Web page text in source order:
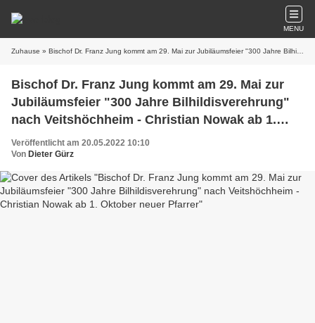
MENU
Zuhause » Bischof Dr. Franz Jung kommt am 29. Mai zur Jubiläumsfeier "300 Jahre Bilhildisverehrung" nach Veitshöchheim - Christian Nowak ab 1. Oktober neuer Pfarrer
Bischof Dr. Franz Jung kommt am 29. Mai zur
Jubiläumsfeier "300 Jahre Bilhildisverehrung"
nach Veitshöchheim - Christian Nowak ab 1.
Oktober neuer Pfarrer
Veröffentlicht am 20.05.2022 10:10
Von Dieter Gürz